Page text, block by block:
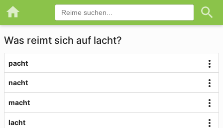
Was reimt sich auf lacht?
pacht
nacht
macht
lacht